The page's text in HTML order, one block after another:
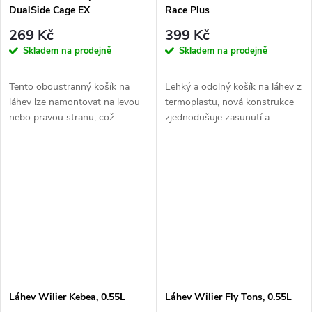
ů
DualSide Cage EX
269 Kč
Skladem na prodejně
Tento oboustranný košík na
láhev lze namontovat na levou
nebo pravou stranu, což
umožňuje snadný přístup k
Race Plus
399 Kč
Skladem na prodejně
Lehký a odolný košík na láhev z
termoplastu, nová konstrukce
zjednodušuje zasunutí a
vyjmutí láhve.
Láhev Wilier Kebea, 0.55L Láhev Wilier Fly Tons, 0.55L